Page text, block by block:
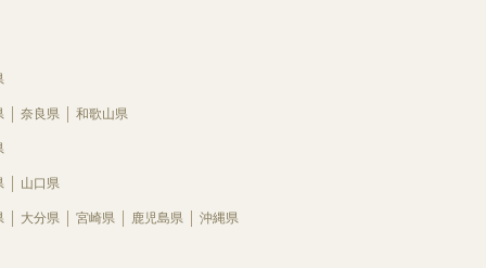
奈良県 和歌山県
山口県
大分県 宮崎県 鹿児島県 沖縄県